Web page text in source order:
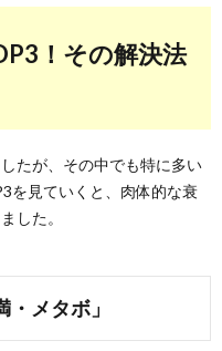
！その解決法
たが、その中でも特に多い
を見ていくと、肉体的な衰
した。
メタボ」